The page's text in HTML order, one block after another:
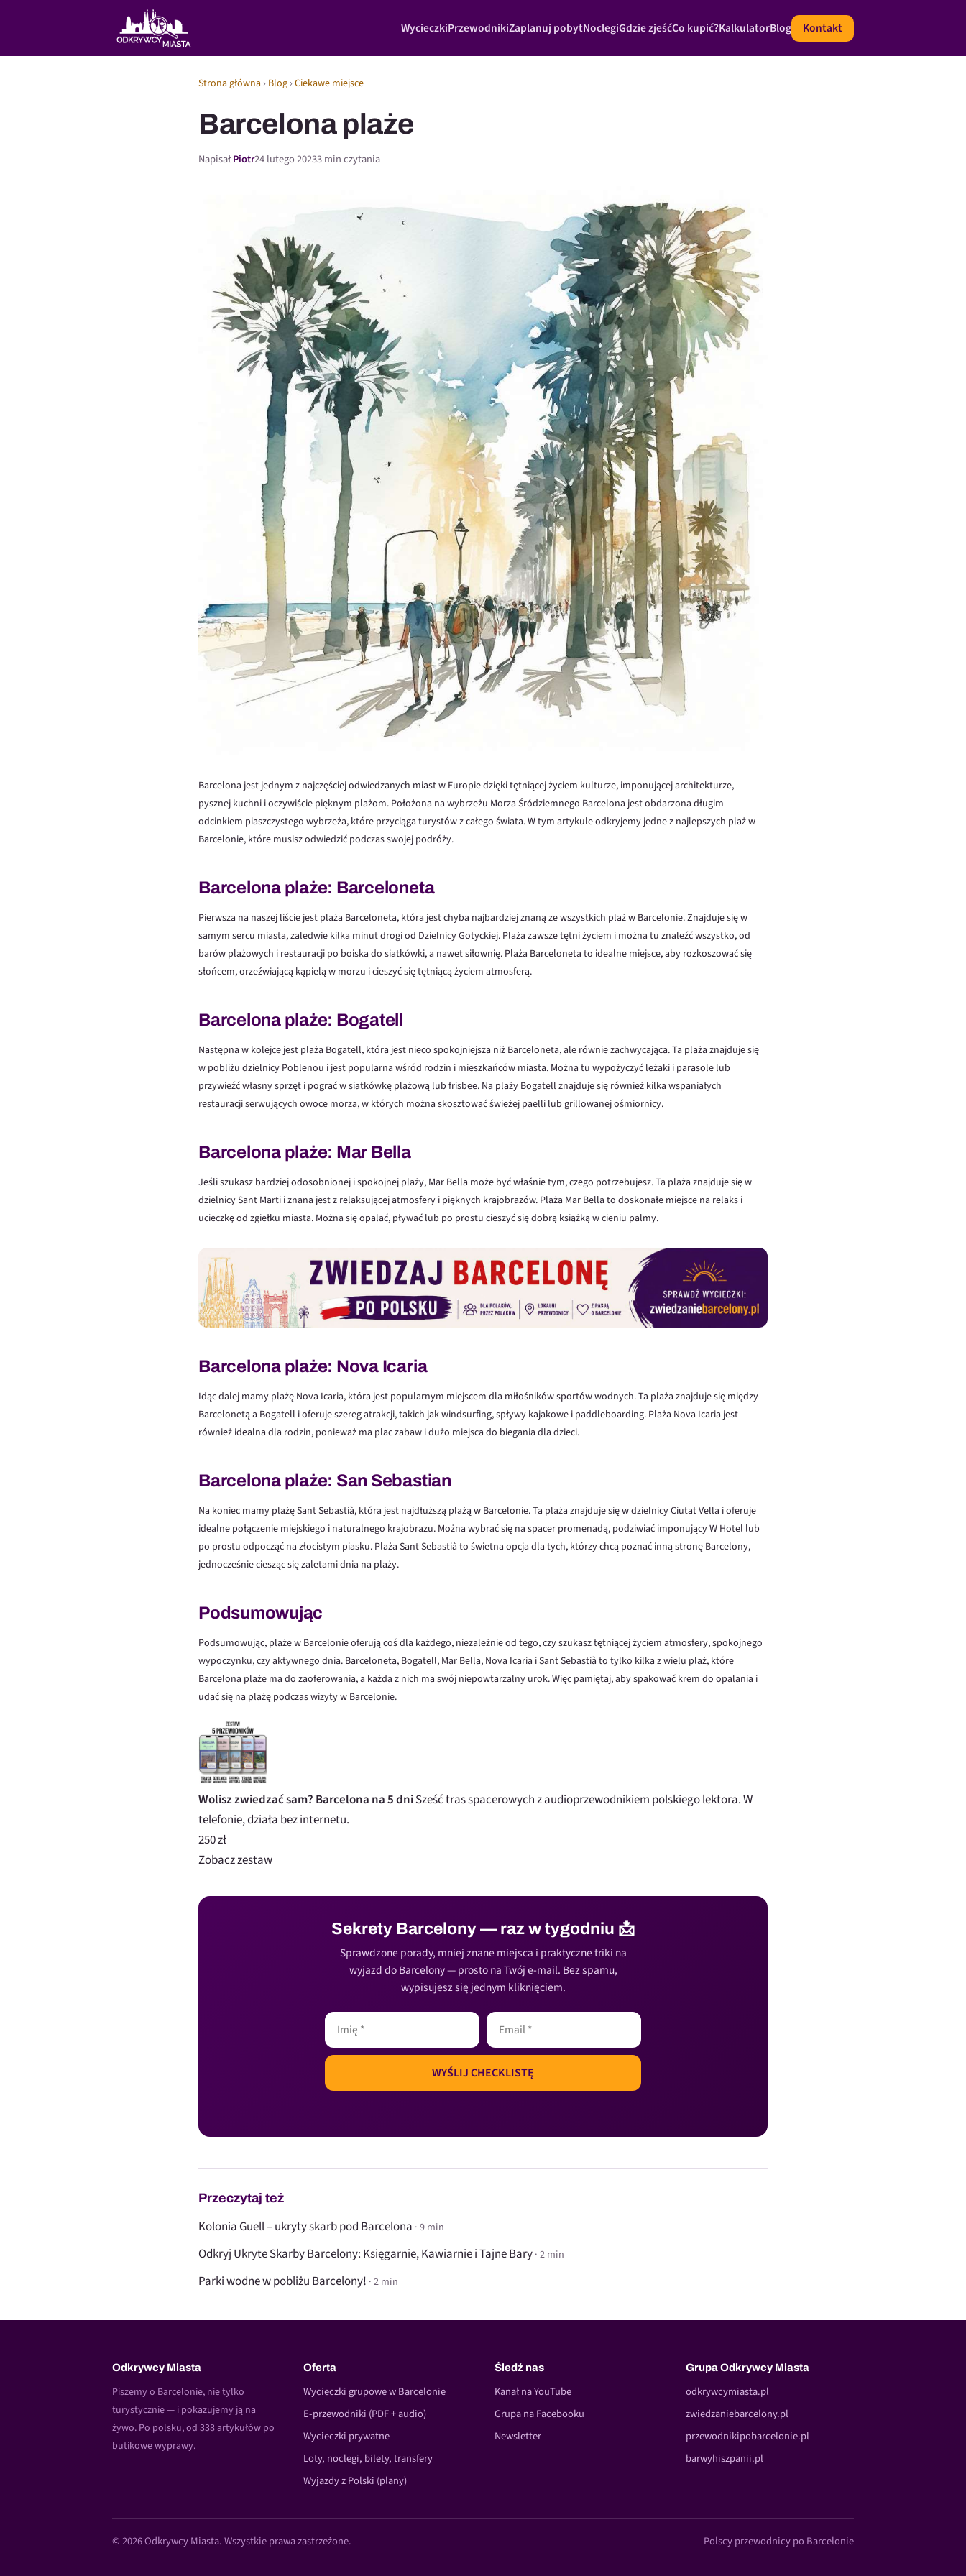
WycieczkiPrzewodnikiZaplanuj pobytNoclegiGdzie zjeśćCo kupić?KalkulatorBlog Kontakt
Strona główna › Blog ›Ciekawe miejsce
Barcelona plaże
NapisałPiotr24 lutego 20233 min czytania
Barcelona jest jednym z najczęściej odwiedzanych miast w Europie dzięki tętniącej życiem kulturze, imponującej architekturze,
pysznej kuchni i oczywiście pięknym plażom. Położona na wybrzeżu Morza Śródziemnego Barcelona jest obdarzona długim
odcinkiem piaszczystego wybrzeża, które przyciąga turystów z całego świata. W tym artykule odkryjemy jedne z najlepszych plaż w
Barcelonie, które musisz odwiedzić podczas swojej podróży.
Barcelona plaże: Barceloneta
Pierwsza na naszej liście jest plaża Barceloneta, która jest chyba najbardziej znaną ze wszystkich plaż w Barcelonie. Znajduje się w
samym sercu miasta, zaledwie kilka minut drogi od Dzielnicy Gotyckiej. Plaża zawsze tętni życiem i można tu znaleźć wszystko, od
barów plażowych i restauracji po boiska do siatkówki, a nawet siłownię. Plaża Barceloneta to idealne miejsce, aby rozkoszować się
słońcem, orzeźwiającą kąpielą w morzu i cieszyć się tętniącą życiem atmosferą.
Barcelona plaże: Bogatell
Następna w kolejce jest plaża Bogatell, która jest nieco spokojniejsza niż Barceloneta, ale równie zachwycająca. Ta plaża znajduje się
w pobliżu dzielnicy Poblenou i jest popularna wśród rodzin i mieszkańców miasta. Można tu wypożyczyć leżaki i parasole lub
przywieźć własny sprzęt i pograć w siatkówkę plażową lub frisbee. Na plaży Bogatell znajduje się również kilka wspaniałych
restauracji serwujących owoce morza, w których można skosztować świeżej paelli lub grillowanej ośmiornicy.
Barcelona plaże: Mar Bella
Jeśli szukasz bardziej odosobnionej i spokojnej plaży, Mar Bella może być właśnie tym, czego potrzebujesz. Ta plaża znajduje się w
dzielnicy Sant Marti i znana jest z relaksującej atmosfery i pięknych krajobrazów. Plaża Mar Bella to doskonałe miejsce na relaks i
ucieczkę od zgiełku miasta. Można się opalać, pływać lub po prostu cieszyć się dobrą książką w cieniu palmy.
Barcelona plaże: Nova Icaria
Idąc dalej mamy plażę Nova Icaria, która jest popularnym miejscem dla miłośników sportów wodnych. Ta plaża znajduje się między
Barcelonetą a Bogatell i oferuje szereg atrakcji, takich jak windsurfing, spływy kajakowe i paddleboarding. Plaża Nova Icaria jest
również idealna dla rodzin, ponieważ ma plac zabaw i dużo miejsca do biegania dla dzieci.
Barcelona plaże: San Sebastian
Na koniec mamy plażę Sant Sebastià, która jest najdłuższą plażą w Barcelonie. Ta plaża znajduje się w dzielnicy Ciutat Vella i oferuje
idealne połączenie miejskiego i naturalnego krajobrazu. Można wybrać się na spacer promenadą, podziwiać imponujący W Hotel lub
po prostu odpocząć na złocistym piasku. Plaża Sant Sebastià to świetna opcja dla tych, którzy chcą poznać inną stronę Barcelony,
jednocześnie ciesząc się zaletami dnia na plaży.
Podsumowując
Podsumowując, plaże w Barcelonie oferują coś dla każdego, niezależnie od tego, czy szukasz tętniącej życiem atmosfery, spokojnego
wypoczynku, czy aktywnego dnia. Barceloneta, Bogatell, Mar Bella, Nova Icaria i Sant Sebastià to tylko kilka z wielu plaż, które
Barcelona plaże ma do zaoferowania, a każda z nich ma swój niepowtarzalny urok. Więc pamiętaj, aby spakować krem ​​do opalania i
udać się na plażę podczas wizyty w Barcelonie.
Wolisz zwiedzać sam? Barcelona na 5 dniSześć tras spacerowych z audioprzewodnikiem polskiego lektora. W
telefonie, działa bez internetu.
250 zł
Zobacz zestaw
Sekrety Barcelony — raz w tygodniu 📩
Sprawdzone porady, mniej znane miejsca i praktyczne triki na
wyjazd do Barcelony — prosto na Twój e-mail. Bez spamu,
wypisujesz się jednym kliknięciem.
Przeczytaj też
Kolonia Guell – ukryty skarb pod Barcelona · 9 min
Odkryj Ukryte Skarby Barcelony: Księgarnie, Kawiarnie i Tajne Bary · 2 min
Parki wodne w pobliżu Barcelony! · 2 min
Odkrywcy Miasta
Piszemy o Barcelonie, nie tylko
turystycznie — i pokazujemy ją na
żywo. Po polsku, od 338 artykułów po
butikowe wyprawy.
Oferta
Wycieczki grupowe w Barcelonie
E-przewodniki (PDF + audio)
Wycieczki prywatne
Loty, noclegi, bilety, transfery
Wyjazdy z Polski (plany)
Śledź nas
Kanał na YouTube
Grupa na Facebooku
Newsletter
Grupa Odkrywcy Miasta
odkrywcymiasta.pl
zwiedzaniebarcelony.pl
przewodnikipobarcelonie.pl
barwyhiszpanii.pl
© 2026 Odkrywcy Miasta. Wszystkie prawa zastrzeżone. Polscy przewodnicy po Barcelonie